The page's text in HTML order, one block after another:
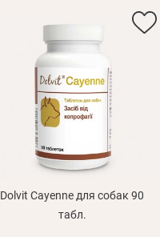
Dolvit Cayenne для собак 90
табл.